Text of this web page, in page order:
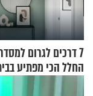
7 דרכים לגרום
החלל הכי מפתיע